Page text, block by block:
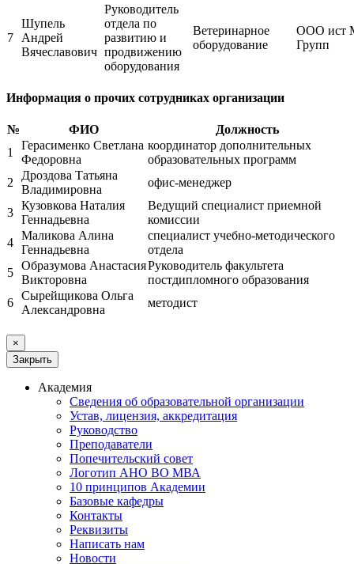
7
Шупель
Андрей
Вячеславович
Руководитель
отдела по
развитию и
продвижению
оборудования
Ветеринарное
оборудование
ООО ист
Групп
Информация о прочих сотрудниках организации
№ ФИО
Должность
1
Герасименко Светлана
Федоровна
координатор дополнительных
образовательных программ
2
Дроздова Татьяна
Владимировна
офис-менеджер
3
Кузовкова Наталия
Геннадьевна
Ведущий специалист приемной
комиссии
4
Маликова Алина
Геннадьевна
специалист учебно-методического
отдела
5
Образумова Анастасия
Викторовна
Руководитель факультета
постдипломного образования
6
Сырейщикова Ольга
Александровна
методист
×
Закрыть
Академия
Сведения об образовательной организации
Устав, лицензия, аккредитация
Руководство
Преподаватели
Попечительский совет
Логотип АНО ВО МВА
10 принципов Академии
Базовые кафедры
Контакты
Реквизиты
Написать нам
Новости